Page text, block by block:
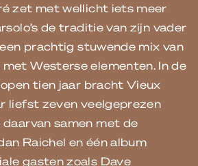
zet met wellicht iets meer
de traditie van zijn vader
prachtig stuwende mix van
Westerse elementen. In de
tien jaar bracht Vieux
liefst zeven veelgeprezen
samen met de
Raichel en één album
gasten zoals Dave